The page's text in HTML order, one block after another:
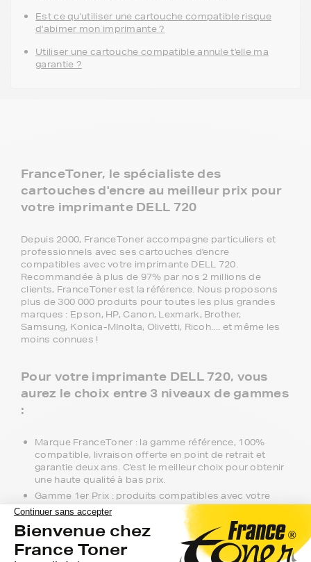
Est ce qu'utiliser une cartouche compatible risque
d'abimer mon imprimante ?
Utiliser une cartouche compatible annule t'elle ma
garantie ?
FranceToner, le spécialiste des
cartouches d'encre au meilleur prix pour
votre imprimante DELL 720
Depuis 2000, FranceToner accompagne particuliers et
professionnels avec ses cartouches d'encre
compatibles avec votre imprimante DELL 720.
Recommandée à plus de 97% par nos 2 millions de
clients, FranceToner est la référence. Nous proposons
plus de 300 000 produits pour toutes les plus grandes
marques : Epson, HP, Canon, Lexmark, Brother,
Samsung, Konica-MInolta, Olivetti, Ricoh.... et même les
moins connues !
Pour votre imprimante DELL 720, vous
aurez le choix entre 3 niveaux de gammes
:
Marque FranceToner : la gamme référence, 100%
compatible, livraison offerte en point de retrait et
garantie deux ans. C'est le meilleur choix pour obtenir
une haute qualité à bas prix.
Gamme 1er Prix : produits compatibles avec votre
imprimante DELL 720 à prix discount.
Marque Constructeur : les cartouches d'encre du
constructeur de votre imprimante DELL 720. Si vous
voulez évitez la queue en magasin, il vous suffit de